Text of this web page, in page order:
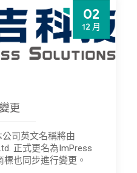
02
12 月
更
司英文名稱將由
正式更名為ImPress
也同步進行變更。